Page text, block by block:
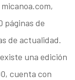
páginas de
de actualidad.
una edición
cuenta con